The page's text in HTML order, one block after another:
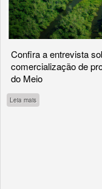
Confira a entrevista
comercialização de
do Meio
Leia mais